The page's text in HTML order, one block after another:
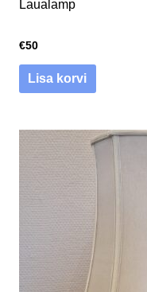
Laualamp
€50
Lisa korvi